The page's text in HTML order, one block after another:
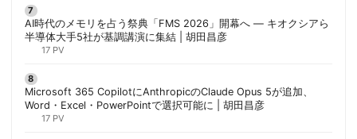
AI時代のメモリを占う祭典「FMS 2026」開幕へ ― キオクシアら
半導体大手5社が基調講演に集結 | 胡田昌彦
17 PV
Microsoft 365 CopilotにAnthropicのClaude Opus 5が追加、
Word・Excel・PowerPointで選択可能に | 胡田昌彦
17 PV